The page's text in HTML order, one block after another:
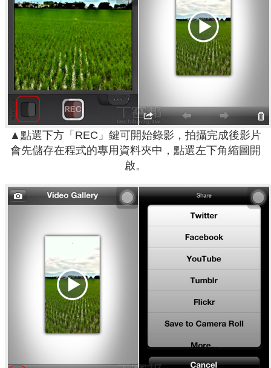
▲點選下方「REC」鍵可開始錄影，拍攝完成後影片
會先儲存在程式的專用資料夾中，點選左下角縮圖開
啟。